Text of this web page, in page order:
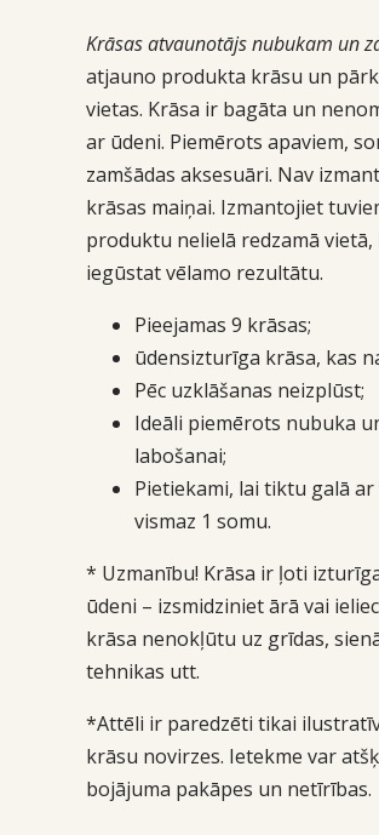
Krāsas atvaunotājs nubukam un
atjauno produkta krāsu un
vietas. Krāsa ir bagāta un
ar ūdeni. Piemērots apaviem,
zamšādas aksesuāri. Nav
krāsas maiņai. Izmantojiet
produktu nelielā redzamā
iegūstat vēlamo rezultātu.
Pieejamas 9 krāsas;
ūdensizturīga krāsa, kas
Pēc uzklāšanas neizplūst;
Ideāli piemērots nubuka
labošanai;
Pietiekami, lai tiktu galā
vismaz 1 somu.
* Uzmanību! Krāsa ir ļoti
ūdeni – izsmidziniet ārā vai
krāsa nenokļūtu uz grīdas,
tehnikas utt.
*Attēli ir paredzēti tikai
krāsu novirzes. Ietekme var
bojājuma pakāpes un netīrības.